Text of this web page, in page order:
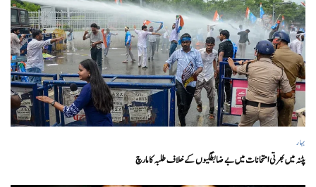
بہار
پٹنہ میں بھرتی امتحانات میں بے ضابطگیوں کے خلاف طلبہ کا مارچ